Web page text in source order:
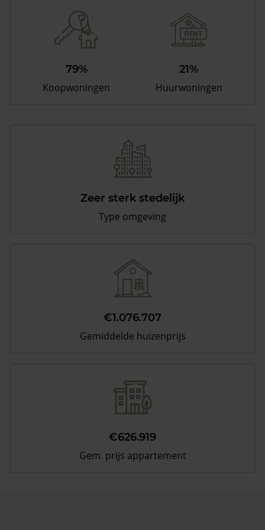
79%
Koopwoningen
21%
Huurwoningen
Zeer sterk stedelijk
Type omgeving
€1.076.707
Gemiddelde huizenprijs
€626.919
Gem. prijs appartement